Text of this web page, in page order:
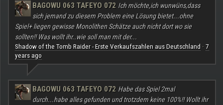
BAGOWU 063 TAFEYO 072 Ich möchte,ich wunwüns,dass
sich jemand zu diesem Problem eine Lösung bietet...ohne
Spiel+ liegen gewisse Monolithen Schätze auch nicht dort wo sie
sollten!! Was wollt ihr..wie soll man mit der...
Shadow of the Tomb Raider - Erste Verkaufszahlen aus Deutschland · 7
years ago
BAGOWU 063 TAFEYO 072 Habe das Spiel 2mal
durch...habe alles gefunden und trotzdem keine 100%!! Wollt ihr